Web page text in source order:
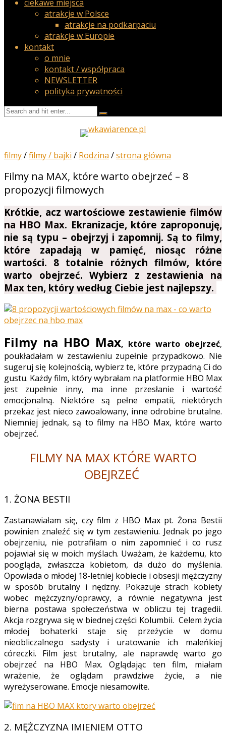
ciekawe miejsca
atrakcje w Polsce
atrakcje na podkarpaciu
atrakcje w Europie
kontakt
o mnie
kontakt / współpraca
NEWSLETTER
polityka prywatności
filmy/filmy / bajki / Rodzina /strona główna
Filmy na MAX, które warto obejrzeć – 8
propozycji filmowych
Krótkie, acz wartościowe zestawienie filmów
na HBO Max. Ekranizacje, które zaproponuję,
nie są typu – obejrzyj i zapomnij. Są to filmy,
które zapadają w pamięć, niosąc różne
wartości. 8 totalnie różnych filmów, które
warto obejrzeć. Wybierz z zestawienia na
Max ten, który według Ciebie jest najlepszy.
Filmy na HBO Max, które warto obejrzeć,
poukładałam w zestawieniu zupełnie przypadkowo. Nie
sugeruj się kolejnością, wybierz te, które przypadną Ci do
gustu. Każdyfilm, który wybrałam na platformie HBO Max
jest zupełnie inny, ma inne przesłanie i wartość
emocjonalną. Niektóre są pełne empatii, niektórych
przekaz jest nieco zawoalowany, inne odrobine brutalne.
Niemniej jednak, są tofilmy na HBO Max, które warto
obejrzeć.
FILMY NA MAX KTÓRE WARTO
OBEJRZEĆ
1. ŻONA BESTII
Zastanawiałam się, czyfilm z HBO Maxpt. Żona Bestii
powinien znaleźć się w tym zestawieniu. Jednak po jego
obejrzeniu, nie potrafiłam o nim zapomnieć i co rusz
pojawiał się w moich myślach. Uważam, że każdemu, kto
poogląda, zwłaszcza kobietom, da dużo do myślenia.
Opowiada o młodej 18-letniej kobiecie i obsesji mężczyzny
w sposób brutalny i nędzny. Pokazuje strach kobiety
wobec mężczyzny/oprawcy, a równie negatywna jest
bierna postawa społeczeństwa w obliczu tej tragedii.
Akcja rozgrywa się w biednej części Kolumbii. Celem życia
młodej bohaterki staje się przeżycie w domu
nieobliczalnego sadysty i uratowanie ich maleńkiej
córeczki. Film jest brutalny, ale naprawdęwarto go
obejrzeć na HBO Max. Oglądając ten film, miałam
wrażenie, że oglądam prawdziwe życie, a nie
wyreżyserowane. Emocje niesamowite.
2. MĘŻCZYZNA IMIENIEM OTTO